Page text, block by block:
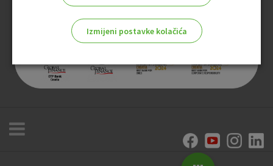
Izmijeni postavke kolačića
Nužni kolačići